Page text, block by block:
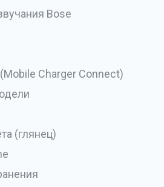
Bose
Charger Connect)
(глянец)